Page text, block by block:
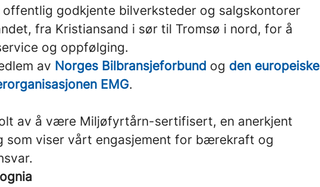
offentlig godkjente bilverksteder og salgskontorer
fra Kristiansand i sør til Tromsø i nord, for å
og oppfølging.
av Norges Bilbransjeforbund og den europeiske
EMG.
av å være Miljøfyrtårn-sertifisert, en anerkjent
som viser vårt engasjement for bærekraft og